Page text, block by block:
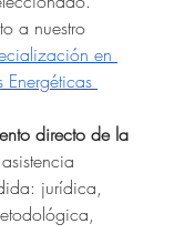
en
directo de la
jurídica,